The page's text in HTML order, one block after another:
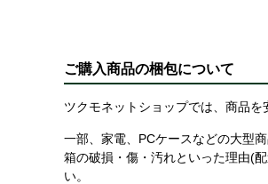
ご購入商品の梱包について
ツクモネットショップでは、商品
一部、家電、PCケースなどの大型
箱の破損・傷・汚れといった理由(
い。